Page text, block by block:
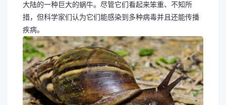
大陆的一种巨大的蜗牛。尽管它们看起来笨重、不知所
措，但科学家们认为它们能感染到多种病毒并且还能传播
疾病。